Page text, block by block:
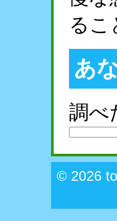
るこ
あ
調べ
© 2026